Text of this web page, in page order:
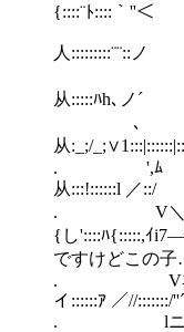
{::::¨ﾄ::::｀''＜
,': ,: :l: | :
人:::::::::¨¨::ノ
|: |:.┼=
从:::::ﾊh､ノ´
､ |:
从:_;/
. ',ﾑ |: ﾚ:
从:::!::::::l ／
. V＼. |:
{し'::::ﾊ{:::::,
ですけどこの
. Vﾆ＼
イ::::::ｱ ／//:::::::/''´
. lニニヽ